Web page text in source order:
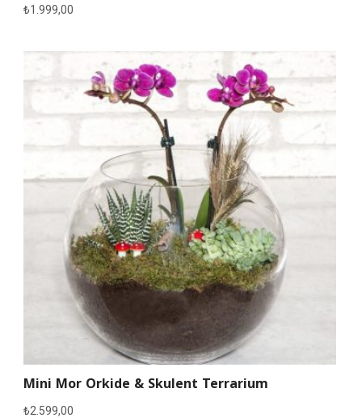
₺1.999,00
Mini Mor Orkide & Skulent Terrarium
₺2.599,00